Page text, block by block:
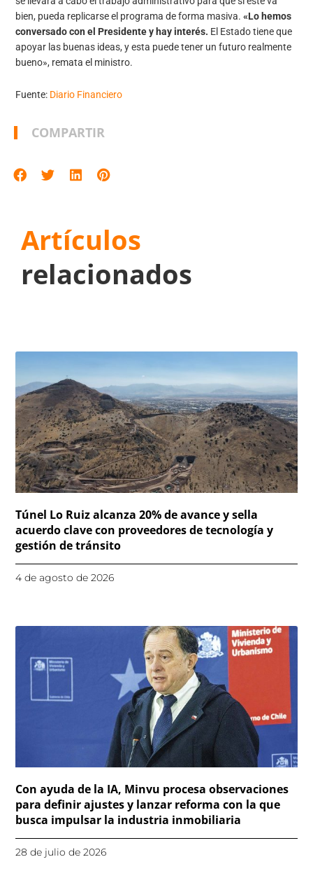
bien, pueda replicarse el programa de forma masiva.«Lo hemos
conversado con el Presidente y hay interés. El Estado tiene que
apoyar las buenas ideas, y esta puede tener un futuro realmente
bueno», remata el ministro.
Fuente: Diario Financiero
COMPARTIR
Artículos
relacionados
Túnel Lo Ruiz alcanza 20% de avance y sella
acuerdo clave con proveedores de tecnología y
gestión de tránsito
4 de agosto de 2026
Con ayuda de la IA, Minvu procesa observaciones
para definir ajustes y lanzar reforma con la que
busca impulsar la industria inmobiliaria
28 de julio de 2026